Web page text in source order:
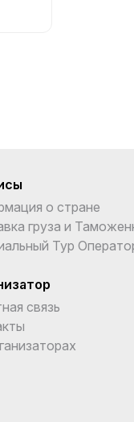
о стране
груза и
Тур
связь